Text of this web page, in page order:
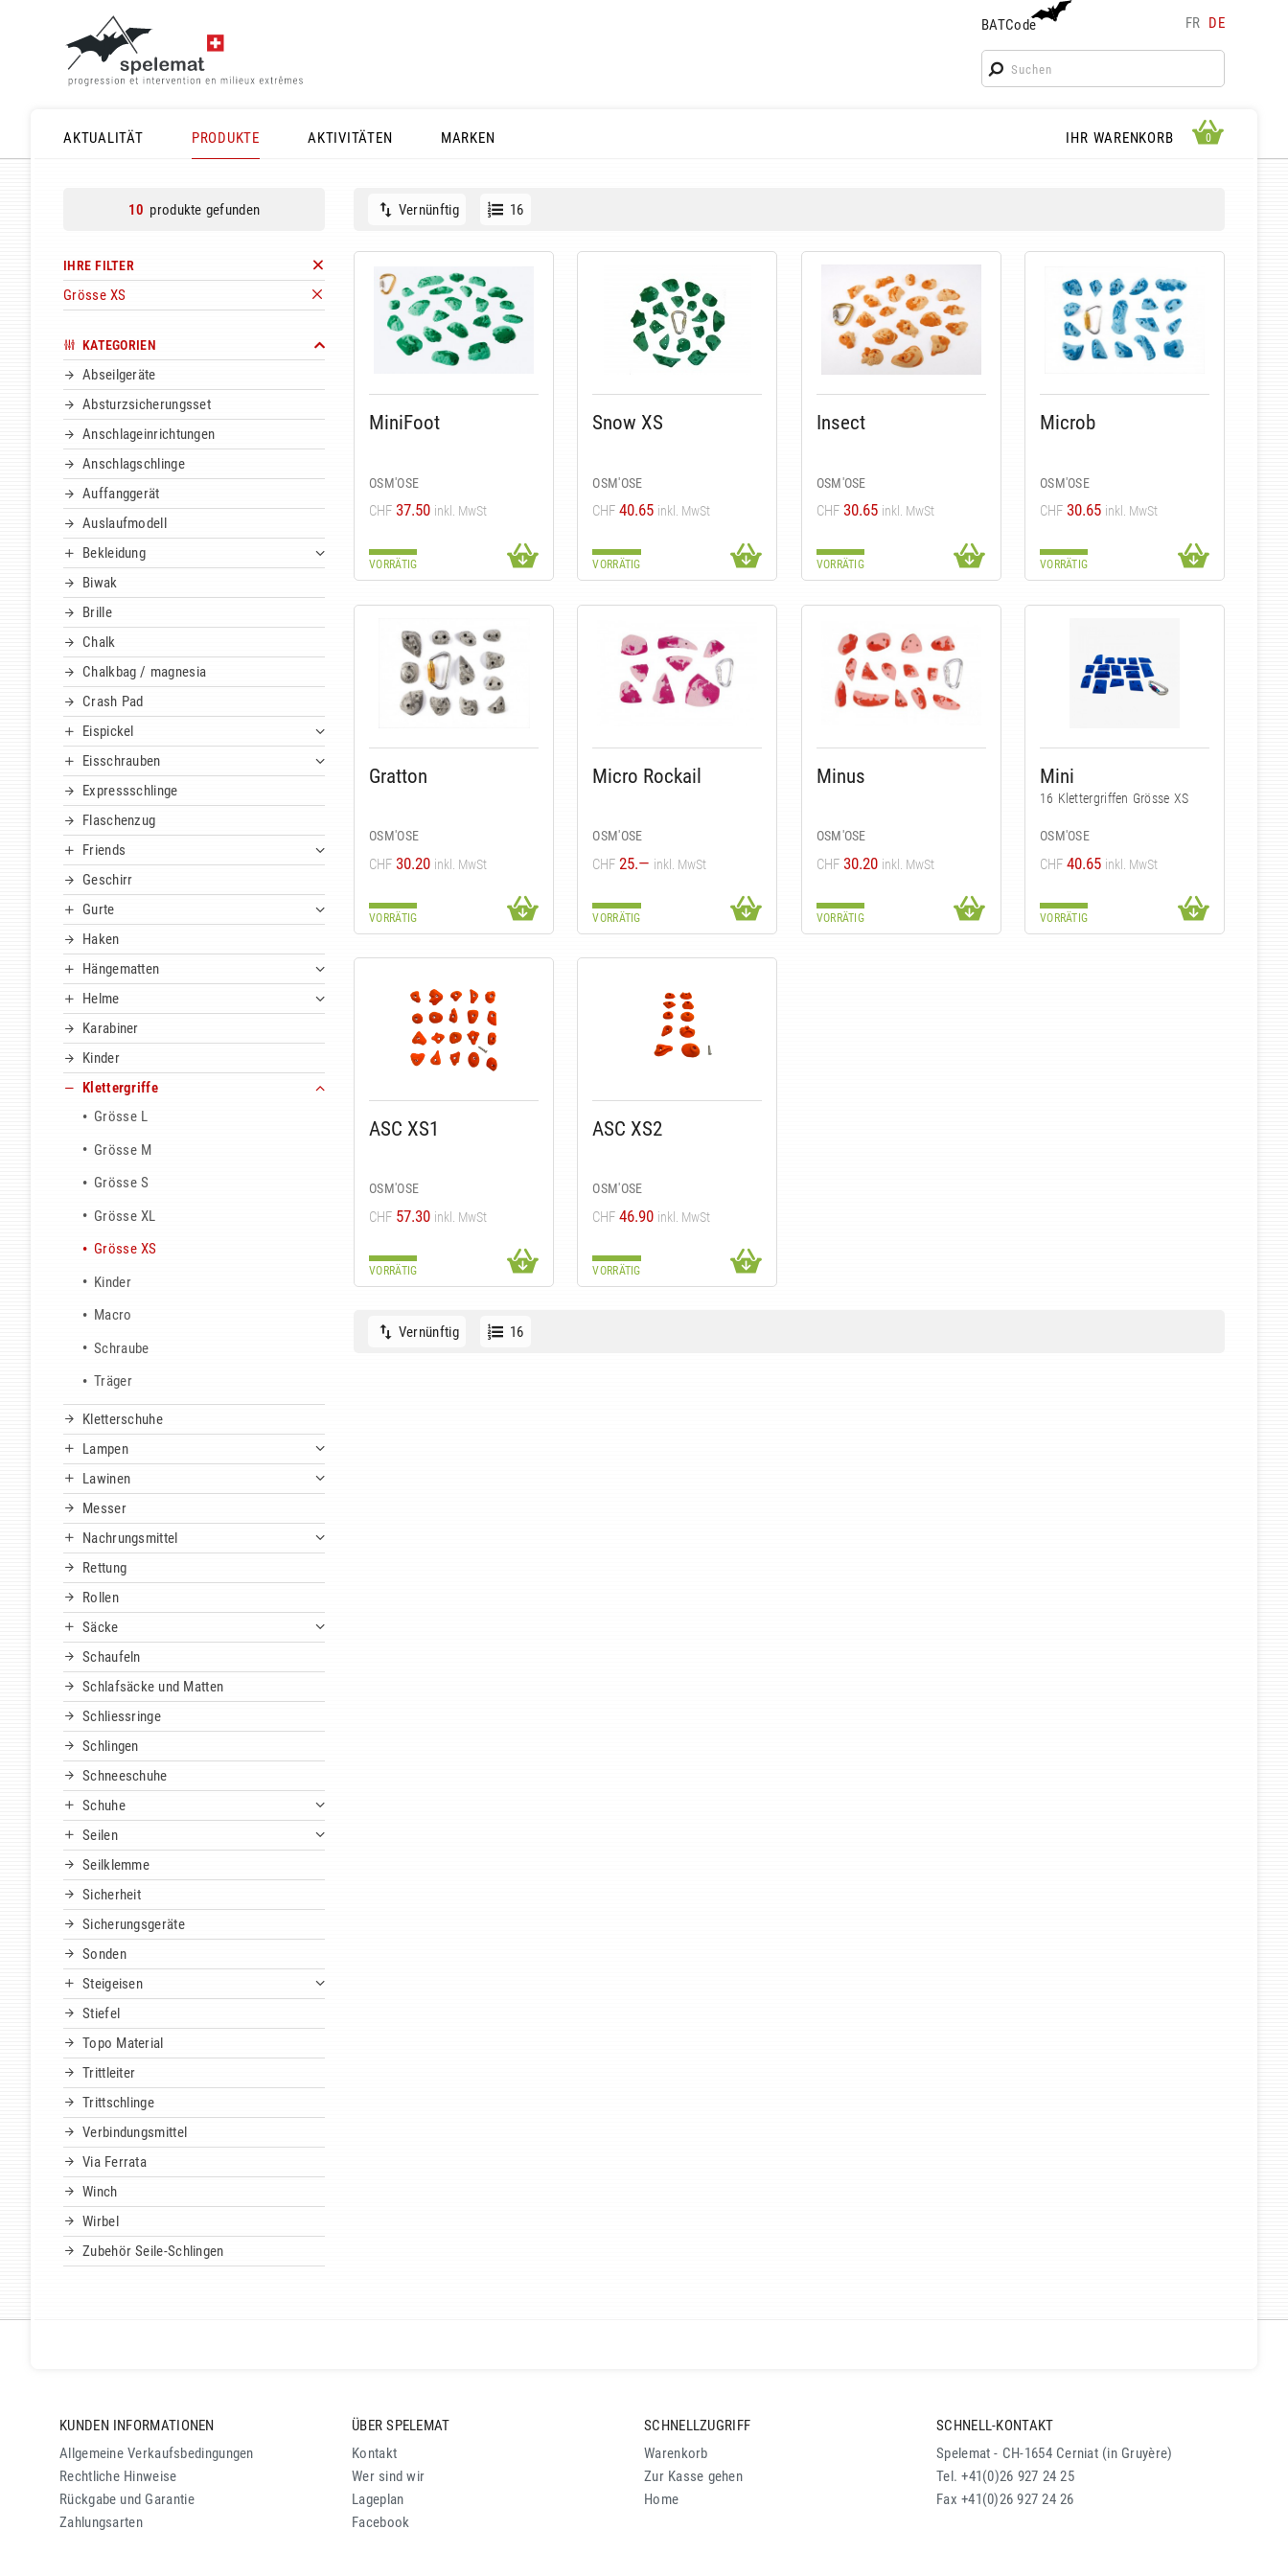
BATCode FR DE
BATCode
Geben Sie Ihren Namen ein und bestätigen
AKTUALITÄT
PRODUKTE AKTIVITÄTEN MARKEN IHR WARENKORB 0 0
10 produkte gefunden
IHRE FILTER
Grösse XS
KATEGORIEN
Abseilgeräte
Absturzsicherungsset
Anschlageinrichtungen
Anschlagschlinge
Auffanggerät
Auslaufmodell
Bekleidung
Biwak
Brille
Chalk
Chalkbag / magnesia
Crash Pad
Eispickel
Eisschrauben
Expressschlinge
Flaschenzug
Friends
Geschirr
Gurte
Haken
Hängematten
Helme
Karabiner
Kinder
Klettergriffe
Grösse L
Grösse M
Grösse S
Grösse XL
Grösse XS
Kinder
Macro
Schraube
Träger
Kletterschuhe
Lampen
Lawinen
Messer
Nachrungsmittel
Rettung
Rollen
Säcke
Schaufeln
Schlafsäcke und Matten
Schliessringe
Schlingen
Schneeschuhe
Schuhe
Seilen
Seilklemme
Sicherheit
Sicherungsgeräte
Sonden
Steigeisen
Stiefel
Topo Material
Trittleiter
Trittschlinge
Verbindungsmittel
Via Ferrata
Winch
Wirbel
Zubehör Seile-Schlingen
Vernünftig 16
MiniFoot
OSM'OSE
CHF 37.50 inkl. MwSt
VORRÄTIG
Snow XS
OSM'OSE
CHF 40.65 inkl. MwSt
VORRÄTIG
Insect
OSM'OSE
CHF 30.65 inkl. MwSt
VORRÄTIG
Microb
OSM'OSE
CHF 30.65 inkl. MwSt
VORRÄTIG
Gratton
OSM'OSE
CHF 30.20 inkl. MwSt
VORRÄTIG
Micro Rockail
OSM'OSE
CHF 25.— inkl. MwSt
VORRÄTIG
Minus
OSM'OSE
CHF 30.20 inkl. MwSt
VORRÄTIG
Mini
16 Klettergriffen Grösse XS
OSM'OSE
CHF 40.65 inkl. MwSt
VORRÄTIG
ASC XS1
OSM'OSE
CHF 57.30 inkl. MwSt
VORRÄTIG
ASC XS2
OSM'OSE
CHF 46.90 inkl. MwSt
VORRÄTIG
Vernünftig 16
KUNDEN INFORMATIONEN
Allgemeine Verkaufsbedingungen
Rechtliche Hinweise
Rückgabe und Garantie
Zahlungsarten
ÜBER SPELEMAT
Kontakt
Wer sind wir
Lageplan
Facebook
SCHNELLZUGRIFF
Warenkorb
Zur Kasse gehen
Home
SCHNELL-KONTAKT
Spelemat - CH-1654 Cerniat (in Gruyère)
Tel. +41(0)26 927 24 25
Fax +41(0)26 927 24 26